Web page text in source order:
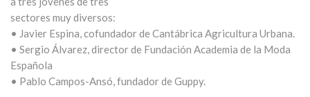
sectores muy diversos:
• Javier Espina, cofundador de Cantábrica Agricultura Urbana.
• Sergio Álvarez, director de Fundación Academia de la Moda
Española
• Pablo Campos-Ansó, fundador de Guppy.